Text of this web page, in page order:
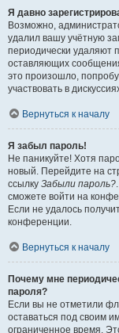
Я давно
Возможно,
удалил вашу учётную
периодически удаляют
оставляющих
это произошло,
участвовать в
Вернуться к началу
Я забыл пароль!
Не паникуйте! Хотя
новый. Перейдите на
ссылку Забыли пароль?
сможете войти на
Если не удалось
конференции.
Вернуться к началу
Почему мне
пароля?
Если вы не отметили
оставаться под своим
ограниченное время.